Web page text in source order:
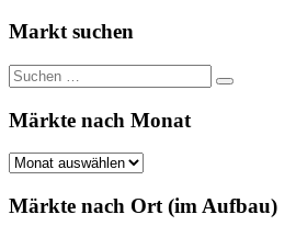
Markt suchen
Suchen
nach:
Suchen
Märkte nach Monat
Märkte
Monat
Märkte nach Ort (im Aufbau)